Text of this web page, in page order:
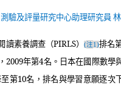
測驗及評量研究中心助理研究員 林
讀素養調查（PIRLS）(注1)排名
2009年第4名。日本在國際數學
第10名，排名與學習意願逐次